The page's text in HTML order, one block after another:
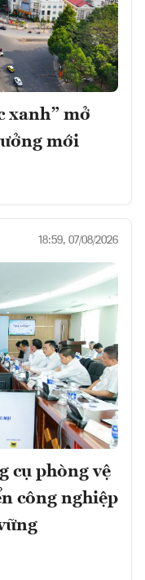
xanh” mở
mới
18:59, 07/08/2026
cụ phòng vệ
công nghiệp